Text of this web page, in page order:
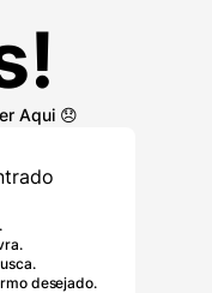
desejado.